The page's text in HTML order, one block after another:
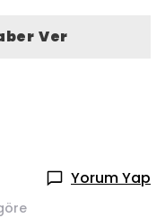
Ver
Yorum Yap